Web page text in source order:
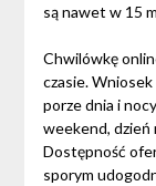
są nawet w 15
Chwilówkę
czasie.
porze dnia i
weekend, dzień
Dostępność
sporym